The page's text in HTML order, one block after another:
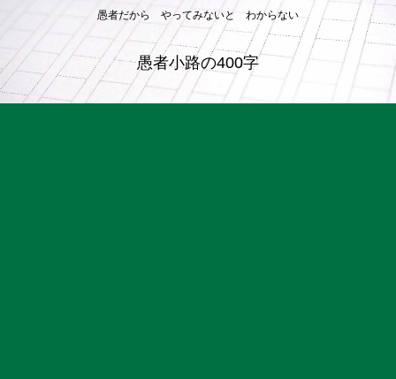
愚者だから やってみないと わからない
愚者小路の400字